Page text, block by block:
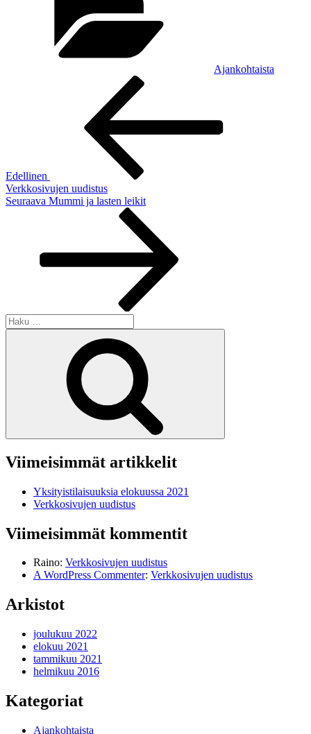
Ajankohtaista
Edellinen
Verkkosivujen uudistus
Seuraava
Seuraava Mummi ja lasten leikit
Etsi:
Viimeisimmät artikkelit
Yksityistilaisuuksia elokuussa 2021
Verkkosivujen uudistus
Viimeisimmät kommentit
Raino: Verkkosivujen uudistus
A WordPress Commenter: Verkkosivujen uudistus
Arkistot
joulukuu 2022
elokuu 2021
tammikuu 2021
helmikuu 2016
Kategoriat
Ajankohtaista